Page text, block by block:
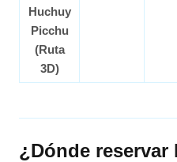
Huchuy
Picchu
(Ruta
3D)
¿Dónde reservar